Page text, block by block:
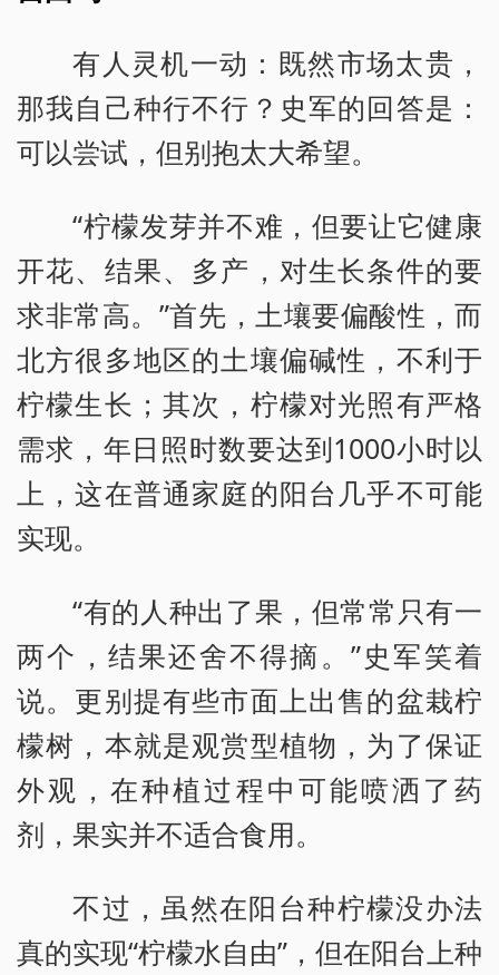
有人灵机一动：既然市场太贵，
那我自己种行不行？史军的回答是：
可以尝试，但别抱太大希望。
“柠檬发芽并不难，但要让它健康
开花、结果、多产，对生长条件的要
求非常高。”首先，土壤要偏酸性，而
北方很多地区的土壤偏碱性，不利于
柠檬生长；其次，柠檬对光照有严格
需求，年日照时数要达到1000小时以
上，这在普通家庭的阳台几乎不可能
实现。
“有的人种出了果，但常常只有一
两个，结果还舍不得摘。”史军笑着
说。更别提有些市面上出售的盆栽柠
檬树，本就是观赏型植物，为了保证
外观，在种植过程中可能喷洒了药
剂，果实并不适合食用。
不过，虽然在阳台种柠檬没办法
真的实现“柠檬水自由”，但在阳台上种